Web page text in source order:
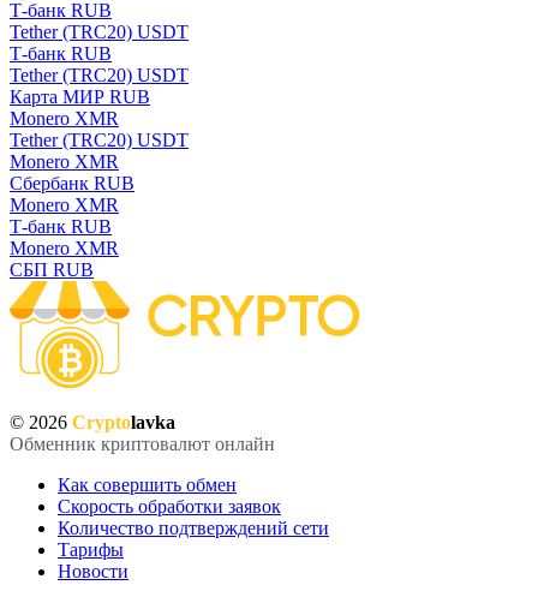
Т-банк RUB
Tether (TRC20) USDT
Т-банк RUB
Tether (TRC20) USDT
Карта МИР RUB
Monero XMR
Tether (TRC20) USDT
Monero XMR
Сбербанк RUB
Monero XMR
Т-банк RUB
Monero XMR
СБП RUB
© 2026 Cryptolavka
Обменник криптовалют онлайн
Как совершить обмен
Скорость обработки заявок
Количество подтверждений сети
Тарифы
Новости